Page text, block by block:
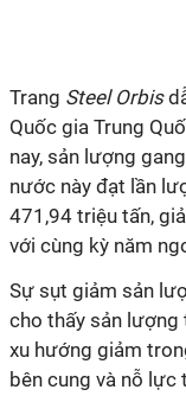
Trang Steel Orbis
Quốc gia Trung
nay, sản lượng
nước này đạt lần
471,94 triệu tấn,
với cùng kỳ năm
Sự sụt giảm sản
cho thấy sản lượng
xu hướng giảm
bên cung và nỗ